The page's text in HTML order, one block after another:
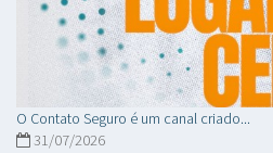
O Contato Seguro é um canal criado...
31/07/2026